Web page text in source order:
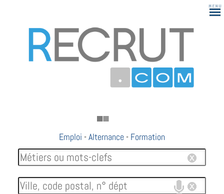
Emploi -Alternance - Formation